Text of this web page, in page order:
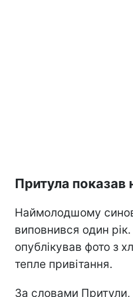
Притула показав
Наймолодшому
виповнився один рік.
опублікував фото з
тепле привітання.
За словами Притули,